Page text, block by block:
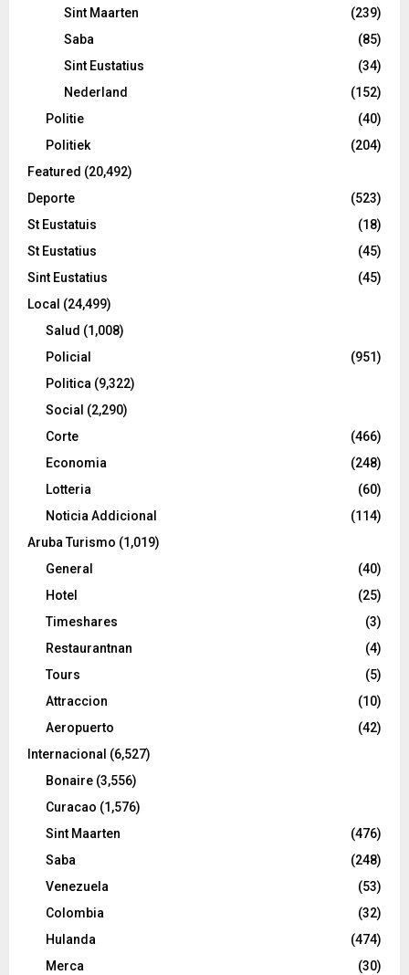
Sint Maarten
(239)
Saba
(85)
Sint Eustatius
(34)
Nederland
(152)
Politie
(40)
Politiek
(204)
Featured (20,492)
Deporte
(523)
St Eustatuis
(18)
St Eustatius
(45)
Sint Eustatius
(45)
Local (24,499)
Salud (1,008)
Policial
(951)
Politica (9,322)
Social (2,290)
Corte
(466)
Economia
(248)
Lotteria
(60)
Noticia Addicional
(114)
Aruba Turismo (1,019)
General
(40)
Hotel
(25)
Timeshares
(3)
Restaurantnan
(4)
Tours
(5)
Attraccion
(10)
Aeropuerto
(42)
Internacional (6,527)
Bonaire (3,556)
Curacao (1,576)
Sint Maarten
(476)
Saba
(248)
Venezuela
(53)
Colombia
(32)
Hulanda
(474)
Merca
(30)